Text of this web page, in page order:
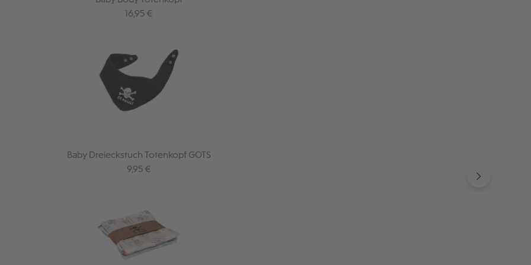
Regulärer Preis:
16,95 €
Baby Dreieckstuch Totenkopf GOTS
Regulärer Preis:
9,95 €